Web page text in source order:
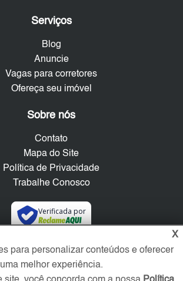
Serviços
Blog
Anuncie
Vagas para corretores
Ofereça seu imóvel
Sobre nós
Contato
Mapa do Site
Política de Privacidade
Trabalhe Conosco
Verificada por
Redes Sociais
X
para personalizar conteúdos e oferecer
uma melhor experiência.